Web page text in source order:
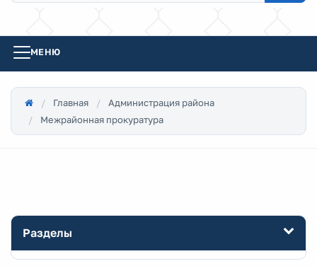
МЕНЮ
Главная
Администрация района
Межрайонная прокуратура
Разделы